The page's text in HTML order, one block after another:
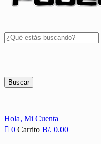
Buscar
Hola, Mi Cuenta
0 Carrito B/. 0.00